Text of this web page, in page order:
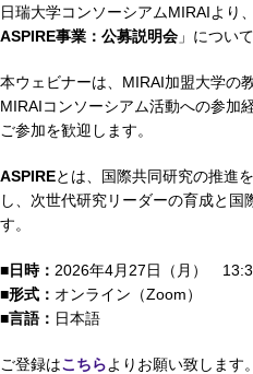
日瑞大学コンソーシアムMIRAIより
ASPIRE事業：公募説明会 」につい
本ウェビナーは、MIRAI加盟大学の
MIRAIコンソーシアム活動への参加
ご参加を歓迎します。
ASPIREとは、国際共同研究の推進
し、次世代研究リーダーの育成と
す。
■日時： 2026年4月27日（月）
■形式： オンライン（Zoom）
■言語： 日本語
ご登録はこちらよりお願い致します。